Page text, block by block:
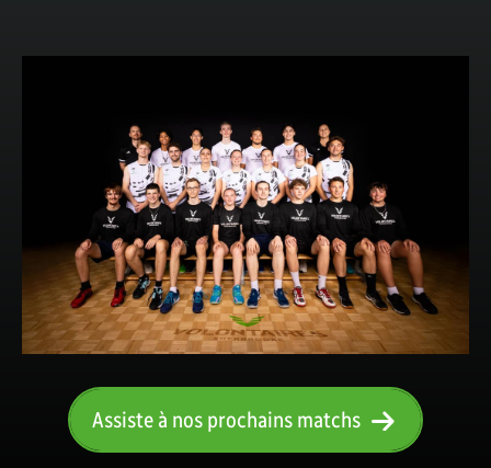
Assiste à nos prochains matchs